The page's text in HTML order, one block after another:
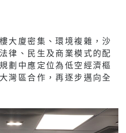
大廈密集、環境複雜，沙
律、民生及商業模式的配
劃中應定位為低空經濟樞
灣區合作，再逐步邁向全